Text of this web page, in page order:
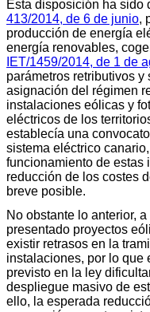
Esta disposición ha sido
413/2014, de 6 de junio,
producción de energía
energía renovables,
IET/1459/2014, de 1 de
parámetros retributivos
asignación del régimen
instalaciones eólicas y
eléctricos de los
establecía una
sistema eléctrico
funcionamiento de estas
reducción de los costes
breve posible.
No obstante lo anterior,
presentado proyectos
existir retrasos en la
instalaciones, por lo que
previsto en la ley
despliegue masivo de
ello, la esperada